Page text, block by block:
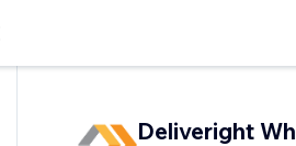
Deliveright